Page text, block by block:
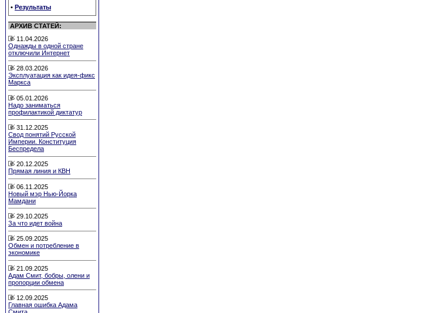
• Результаты
АРХИВ СТАТЕЙ:
11.04.2026
Однажды в одной стране
отключили Интернет
28.03.2026
Эксплуатация как идея-фикс
Маркса
05.01.2026
Надо заниматься
профилактикой диктатур
31.12.2025
Свод понятий Русской
Империи. Конституция
Беспредела
20.12.2025
Прямая линия и КВН
06.11.2025
Новый мэр Нью-Йорка
Мамдани
29.10.2025
За что идет война
25.09.2025
Обмен и потребление в
экономике
21.09.2025
Адам Смит, бобры, олени и
пропорции обмена
12.09.2025
Главная ошибка Адама